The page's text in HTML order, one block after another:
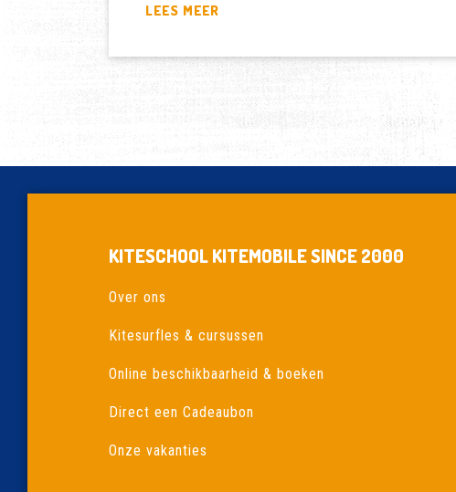
LEES MEERWAAR
KITESURFEN
DE
WADDENEILANDEN?
KITESCHOOL KITEMOBILE SINCE 2000
Over ons
Kitesurfles & cursussen
Online beschikbaarheid & boeken
Direct een Cadeaubon
Onze vakanties